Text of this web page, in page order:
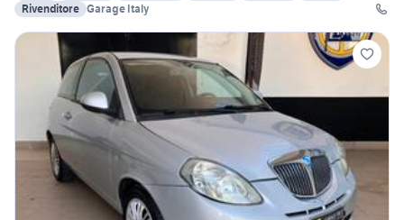
Rivenditore Garage Italy